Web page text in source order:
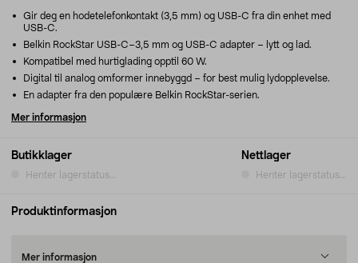
Butikklager
Henter lagerstatus...
Nettlager
Henter lagerstatus...
Gir deg en hodetelefonkontakt (3,5 mm) og USB-C fra din enhet med
USB-C.
Belkin RockStar USB-C–3,5 mm og USB-C adapter – lytt og lad.
Kompatibel med hurtiglading opptil 60 W.
Digital til analog omformer innebyggd – for best mulig lydopplevelse.
En adapter fra den populære Belkin RockStar-serien.
Mer informasjon
Produktinformasjon
Mer informasjon